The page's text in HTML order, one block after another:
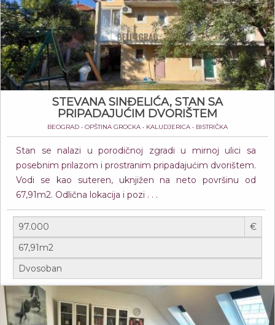
STEVANA SINĐELIĆA, STAN SA
PRIPADAJUĆIM DVORIŠTEM
BEOGRAD • OPŠTINA GROCKA • KALUDJERICA • BISTRIČKA
Stan se nalazi u porodičnoj zgradi u mirnoj ulici sa
posebnim prilazom i prostranim pripadajućim dvorištem.
Vodi se kao suteren, uknjižen na neto površinu od
67,91m2. Odlična lokacija i pozi . . .
€